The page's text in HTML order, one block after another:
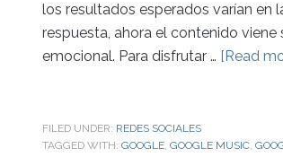
los resultados esperados varían en
respuesta, ahora el contenido
emocional. Para disfrutar … [Read
FILED UNDER: REDES SOCIALES
TAGGED WITH: GOOGLE, GOOGLE MUSIC,